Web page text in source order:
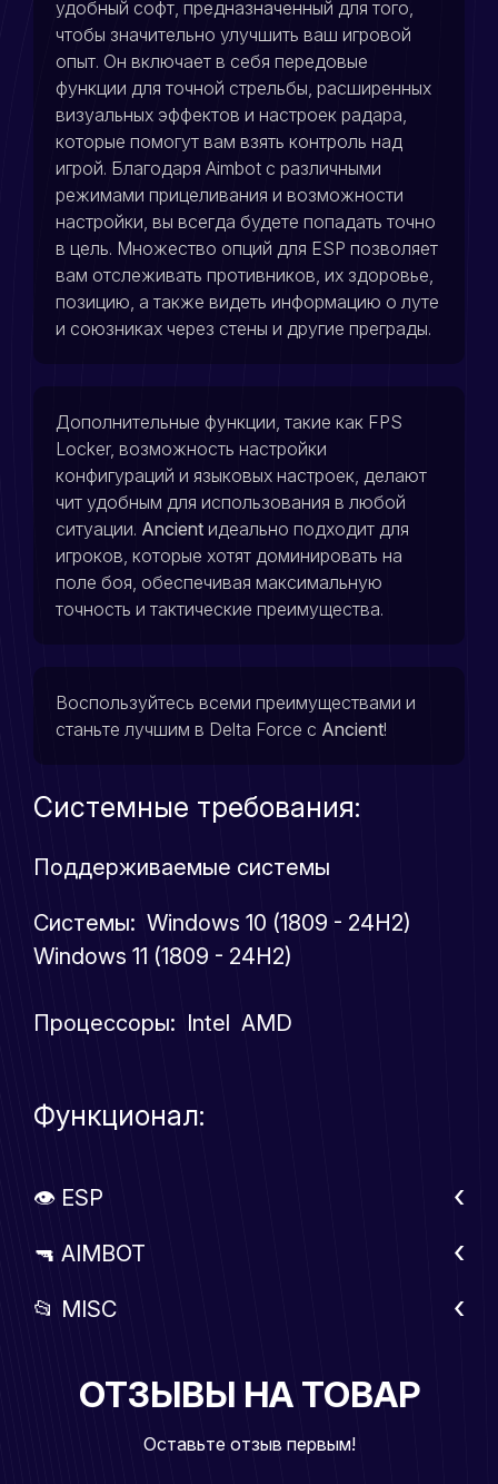
удобный софт, предназначенный для того,
чтобы значительно улучшить ваш игровой
опыт. Он включает в себя передовые
функции для точной стрельбы, расширенных
визуальных эффектов и настроек радара,
которые помогут вам взять контроль над
игрой. Благодаря Aimbot с различными
режимами прицеливания и возможности
настройки, вы всегда будете попадать точно
в цель. Множество опций для ESP позволяет
вам отслеживать противников, их здоровье,
позицию, а также видеть информацию о луте
и союзниках через стены и другие преграды.
Дополнительные функции, такие как FPS
Locker, возможность настройки
конфигураций и языковых настроек, делают
чит удобным для использования в любой
ситуации. Ancient идеально подходит для
игроков, которые хотят доминировать на
поле боя, обеспечивая максимальную
точность и тактические преимущества.
Воспользуйтесь всеми преимуществами и
станьте лучшим в Delta Force с Ancient!
Системные требования:
Поддерживаемые системы
Системы: Windows 10 (1809 - 24H2)
Windows 11 (1809 - 24H2)
Процессоры: Intel AMD
Функционал:
👁 ESP
🔫 AIMBOT
📂 MISC
ОТЗЫВЫ НА ТОВАР
Оставьте отзыв первым!